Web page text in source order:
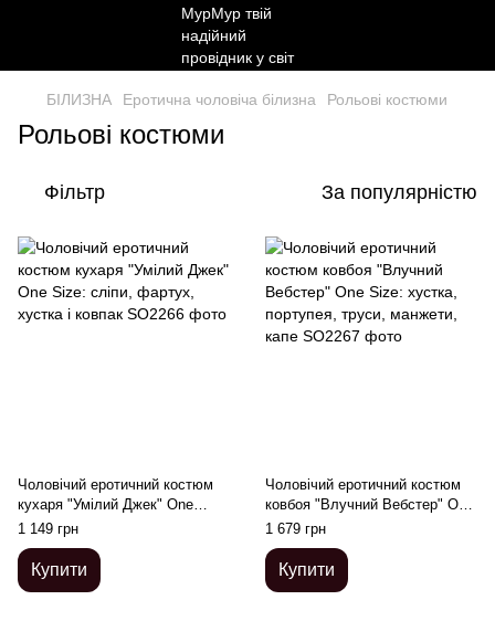
БІЛИЗНА Еротична чоловіча білизна Рольові костюми
Рольові костюми
Фільтр За популярністю
Чоловічий еротичний костюм
кухаря "Умілий Джек" One
Size: сліпи, фартух, хустка і
ковпак
1 149 грн
Купити
Чоловічий еротичний костюм
ковбоя "Влучний Вебстер" One
Size: хустка, портупея, труси,
манжети, капе
1 679 грн
Купити